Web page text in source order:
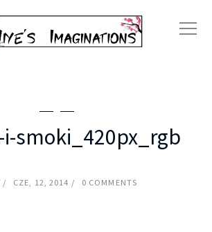
i-smoki_420px_rgb
CZE, 12, 2014 0 COMMENTS